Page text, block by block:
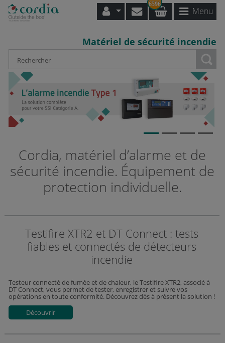
6596
Menu
Matériel de sécurité incendie
Cordia, matériel d’alarme et de
sécurité incendie. Équipement de
protection individuelle.
Testifire XTR2 et DT Connect : tests
fiables et connectés de détecteurs
incendie
Testeur connecté de fumée et de chaleur, le Testifire XTR2, associé à
DT Connect, vous permet de tester, enregistrer et suivre vos
opérations en toute conformité. Découvrez dès à présent la solution !
Découvrir